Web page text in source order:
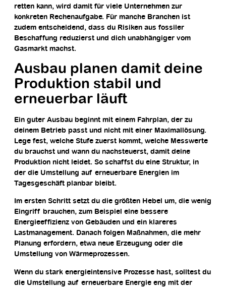
retten kann, wird damit für viele Unternehmen zur
konkreten Rechenaufgabe. Für manche Branchen ist
zudem entscheidend, dass du Risiken aus fossiler
Beschaffung reduzierst und dich unabhängiger vom
Gasmarkt machst.
Ausbau planen damit deine
Produktion stabil und
erneuerbar läuft
Ein guter Ausbau beginnt mit einem Fahrplan, der zu
deinem Betrieb passt und nicht mit einer Maximallösung.
Lege fest, welche Stufe zuerst kommt, welche Messwerte
du brauchst und wann du nachsteuerst, damit deine
Produktion nicht leidet. So schaffst du eine Struktur, in
der die Umstellung auf erneuerbare Energien im
Tagesgeschäft planbar bleibt.
Im ersten Schritt setzt du die größten Hebel um, die wenig
Eingriff brauchen, zum Beispiel eine bessere
Energieeffizienz von Gebäuden und ein klareres
Lastmanagement. Danach folgen Maßnahmen, die mehr
Planung erfordern, etwa neue Erzeugung oder die
Umstellung von Wärmeprozessen.
Wenn du stark energieintensive Prozesse hast, solltest du
die Umstellung auf erneuerbare Energie eng mit der